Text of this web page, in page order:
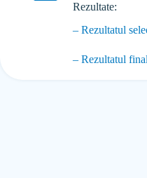
Rezultate:
– Rezultatul
– Rezultatul